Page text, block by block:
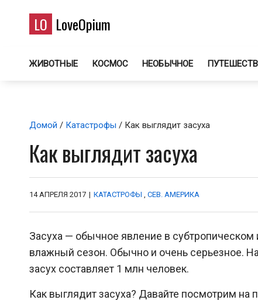
LO LoveOpium
ЖИВОТНЫЕ КОСМОС НЕОБЫЧНОЕ
Домой / Катастрофы / Как выглядит засуха
Как выглядит засуха
14 АПРЕЛЯ 2017 | КАТАСТРОФЫ , СЕВ. АМЕРИКА
Засуха — обычное явление в
влажный сезон. Обычно и очень серьезное.
засух составляет 1 млн человек.
Как выглядит засуха? Давайте посмотрим на